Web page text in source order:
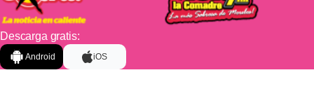
Descarga gratis:
Android iOS